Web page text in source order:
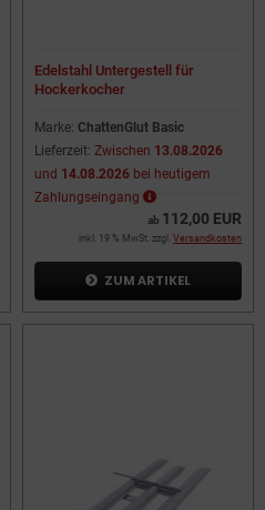
Edelstahl Untergestell für
Hockerkocher
Marke: ChattenGlut Basic
Lieferzeit: Zwischen 13.08.2026
und 14.08.2026 bei heutigem
Zahlungseingang
ab 112,00 EUR
inkl. 19 % MwSt. zzgl. Versandkosten
ZUM ARTIKEL